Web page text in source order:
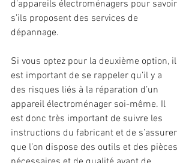
d’appareils électroménagers pour savoir
s’ils proposent des services de
dépannage.
Si vous optez pour la deuxième option, il
est important de se rappeler qu’il y a
des risques liés à la réparation d’un
appareil électroménager soi-même. Il
est donc très important de suivre les
instructions du fabricant et de s’assurer
que l’on dispose des outils et des pièces